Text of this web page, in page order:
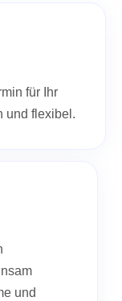
für Ihr
und flexibel.
und